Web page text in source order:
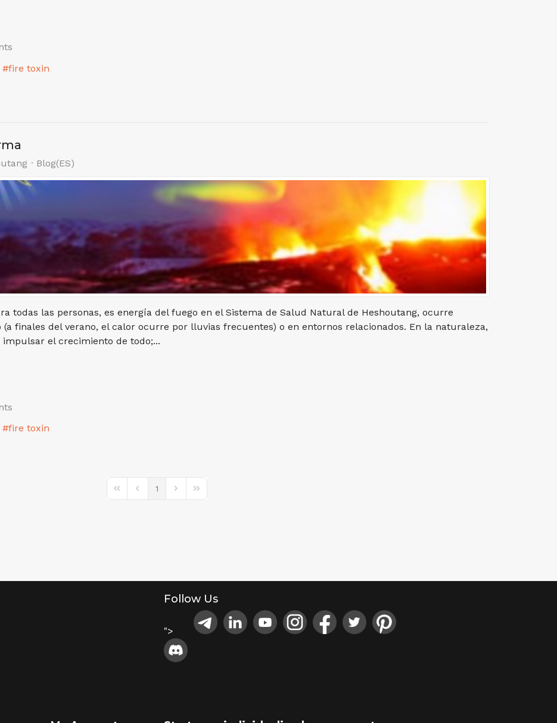
fire toxin
Blog(ES)
todas las personas, es energía del fuego en el Sistema de Salud Natural de Heshoutang, ocurre
finales del verano, el calor ocurre por lluvias frecuentes) o en entornos relacionados. En la naturaleza,
el crecimiento de todo;...
fire toxin
First PagePrevious Page
1
Next PageLast Page
Follow Us
">